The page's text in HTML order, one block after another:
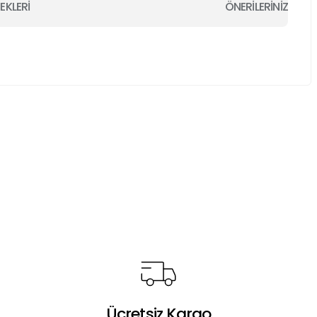
ÖNERİLERİNİZ